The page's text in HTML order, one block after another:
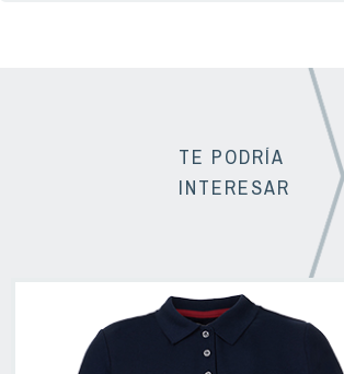
TE PODRÍA
INTERESAR